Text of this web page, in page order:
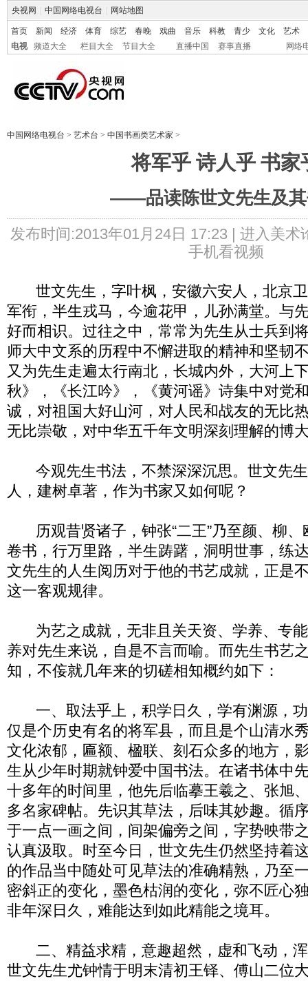
央视网 中国网络电视台 网站地图
首页 新闻 经济 体育 综艺 春晚 戏曲 音乐 科教 青少 文化
艺术
电视
频道大全 栏目大全 节目大全 直播中国 赛事直播 网络
中国网络电视台 > 艺术台 > 中国书画类艺术家 >
将军乎 诗人乎 书家
——品读陈世文先生及
发布时间:2013年01月24日 17:23 | 进入美术
手机看视频
世文先生，字叶枫，安徽六安人，北京卫
军衔，半生戎马，今逾花甲，儿孙满堂。与
好而相识。过往之中，常常为先生从士兵到
师大中文系的历程中不懈进取的精神和坚韧
又为先生走遍太行南北，长城内外，大河上
秋》，《长江吟》，《黄河谣》诗集中对党
诚，对祖国大好山河，对人民和战友的无比
无比崇敬，对中华五千年文明深刻理解的博
今观先生书法，不禁深深沉思。世文先生
人，建树卓著，作为书家又如何呢？
历观昔贤诸子，钟张“二王”乃至颜、柳、
卷书，行万里路，半生踌躇，洞明世事，练
文先生的人生阅历对于他的书艺成就，正是
这一客观规律。
为艺之成就，无非且关天资、学养、专能
养对先生来说，自是不言而喻。而先生书艺
知，不侫就几年来的切磋相知概约如下：
一、取法乎上，积学日久，学有渊源，功
仅是个历史有名的将军县，而且是个山清水
文化浓郁，匾额、楹联、刻石众多的地方，
生从少年时期就钟爱中国书法。在诸书体中
十多年的时间里，他先后临摹王羲之、张旭
多名家碑帖。先识其草法，后味其妙趣。循
于一点一画之间，间架偏旁之间，字势映带
认真汲取。时至今日，世文先生仍然坚持着
的作品当中随处可见草法的准确精熟，乃至
密斜正的变化，墨色枯润的变化，弥不匠心
非年深日久，难能达到如此精能之境耳。
二、精益求精，意趣超然，虚和飞动，浑
世文先生尤钟情于明末清初王铎、傅山二位